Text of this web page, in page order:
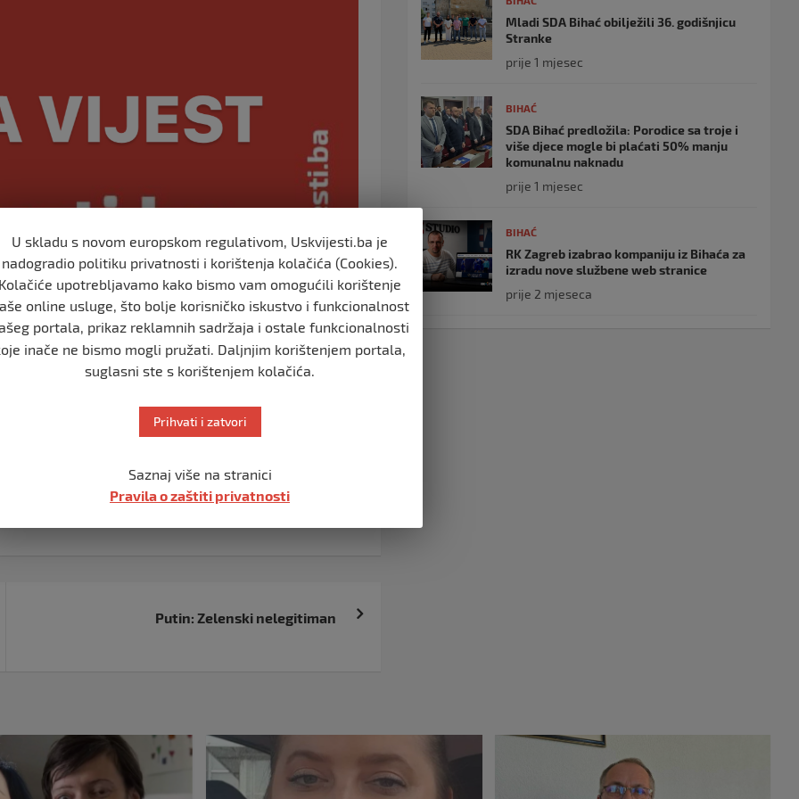
na kruznom voza se u krug i udara koga stigne,
Putin: Zelenski nelegitiman
Mladi SDA Bihać obilježili 36. godišnjicu
Stranke
prije 1 mjesec
BIHAĆ
SDA Bihać predložila: Porodice sa troje i
više djece mogle bi plaćati 50% manju
komunalnu naknadu
prije 1 mjesec
BIHAĆ
RK Zagreb izabrao kompaniju iz Bihaća za
izradu nove službene web stranice
prije 2 mjeseca
U skladu s novom europskom regulativom, Uskvijesti.ba je
nadogradio politiku privatnosti i korištenja kolačića (Cookies).
upotrebljavamo kako bismo vam omogućili korištenje
online usluge, što bolje korisničko iskustvo i funkcionalnost
portala, prikaz reklamnih sadržaja i ostale funkcionalnosti
inače ne bismo mogli pružati. Daljnjim korištenjem portala,
suglasni ste s korištenjem kolačića.
Prihvati i zatvori
Saznaj više na stranici
Pravila o zaštiti privatnosti